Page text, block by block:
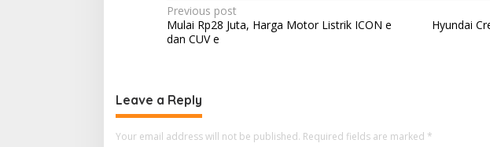
Post
navigation
Previous post
Mulai Rp28 Juta, Harga Motor Listrik ICON e
dan CUV e
Hyundai
Leave a Reply
Your email address will not be published. Required fields are marked *